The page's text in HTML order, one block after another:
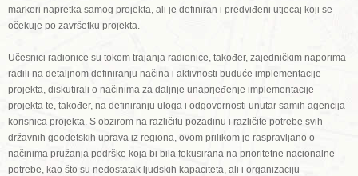
markeri napretka samog projekta, ali je definiran i predviđeni utjecaj koji se
očekuje po završetku projekta.
Učesnici radionice su tokom trajanja radionice, također, zajedničkim naporima
radili na detaljnom definiranju načina i aktivnosti buduće implementacije
projekta, diskutirali o načinima za daljnje unaprjeđenje implementacije
projekta te, također, na definiranju uloga i odgovornosti unutar samih agencija
korisnica projekta. S obzirom na različitu pozadinu i različite potrebe svih
državnih geodetskih uprava iz regiona, ovom prilikom je raspravljano o
načinima pružanja podrške koja bi bila fokusirana na prioritetne nacionalne
potrebe, kao što su nedostatak ljudskih kapaciteta, ali i organizaciju